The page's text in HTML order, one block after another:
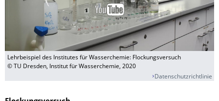
Lehrbeispiel des Institutes für Wasserchemie: Flockungsversuch
© TU Dresden, Institut für Wasserchemie, 2020
Datenschutzrichtlinie